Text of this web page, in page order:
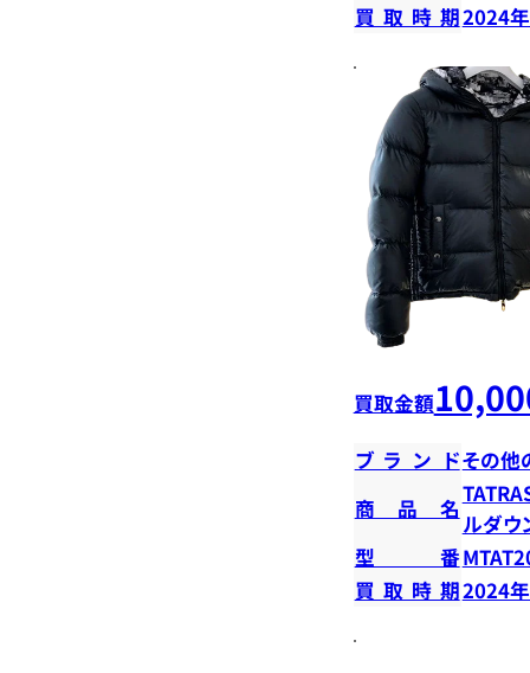
買取時期2024
買取金額
ブランドその他
商品名
ルダウ
型番
買取時期2024